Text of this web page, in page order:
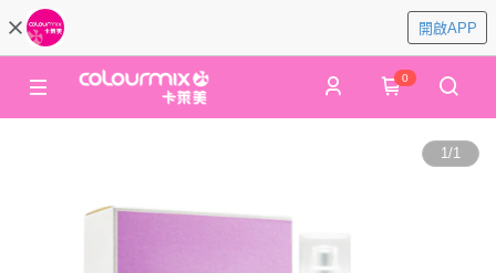
開啟APP
0
1/1